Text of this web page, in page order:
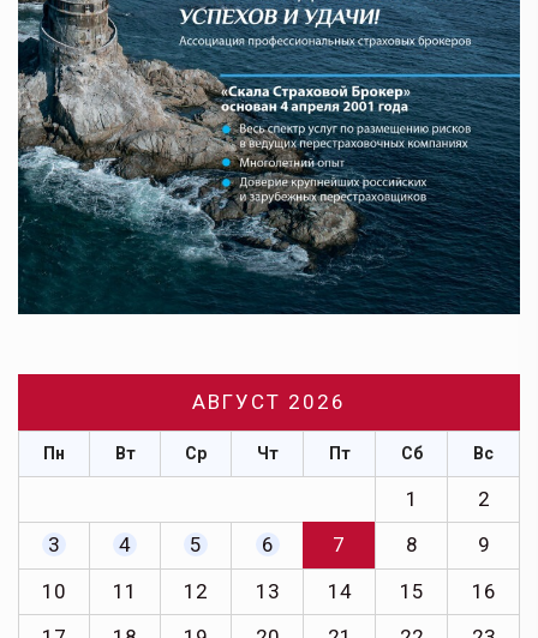
АВГУСТ 2026
Пн Вт Ср Чт Пт Сб Вс
1
2
3
4 5 6 7 8
9
10
11 12 13 14 15
16